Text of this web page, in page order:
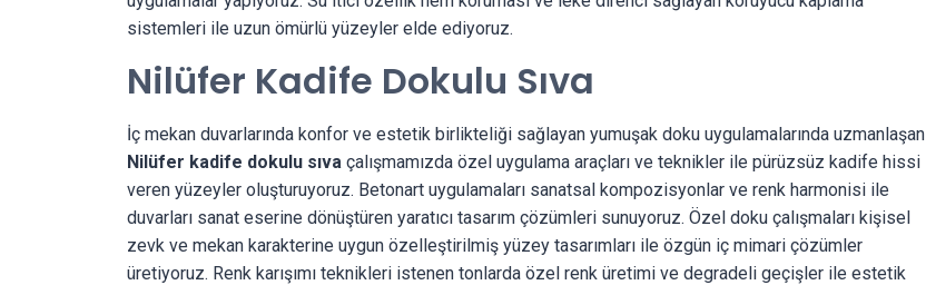
sistemleri ile uzun ömürlü yüzeyler elde ediyoruz.
Nilüfer Kadife Dokulu Sıva
İç mekan duvarlarında konfor ve estetik birlikteliği sağlayan yumuşak doku uygulamalarında uzmanlaşan
Nilüfer kadife dokulu sıva çalışmamızda özel uygulama araçları ve teknikler ile pürüzsüz kadife hissi
veren yüzeyler oluşturuyoruz. Betonart uygulamaları sanatsal kompozisyonlar ve renk harmonisi ile
duvarları sanat eserine dönüştüren yaratıcı tasarım çözümleri sunuyoruz. Özel doku çalışmaları kişisel
zevk ve mekan karakterine uygun özelleştirilmiş yüzey tasarımları ile özgün iç mimari çözümler
üretiyoruz. Renk karışımı teknikleri istenen tonlarda özel renk üretimi ve degradeli geçişler ile estetik